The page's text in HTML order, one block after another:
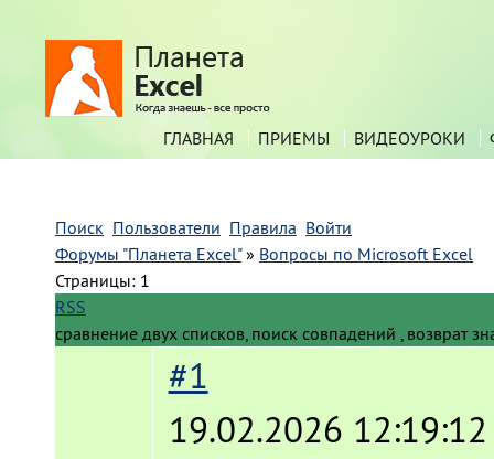
ГЛАВНАЯ ПРИЕМЫ ВИДЕОУРОКИ
Поиск Пользователи Правила Войти
Форумы "Планета Excel" » Вопросы по Microsoft Excel
Страницы: 1
RSS
сравнение двух списков, поиск совпадений , возврат
#1
19.02.2026 12:19:12